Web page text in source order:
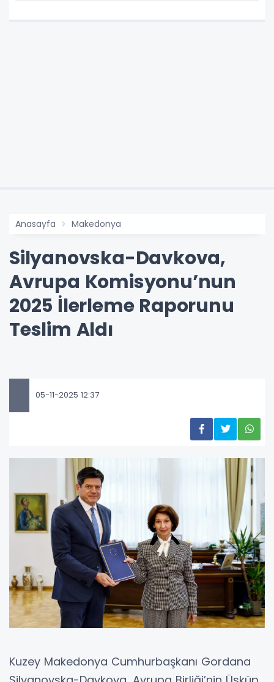
Anasayfa Makedonya
Silyanovska-Davkova,
Avrupa Komisyonu’nun
2025 İlerleme Raporunu
Teslim Aldı
05-11-2025 12:37
Kuzey Makedonya Cumhurbaşkanı Gordana